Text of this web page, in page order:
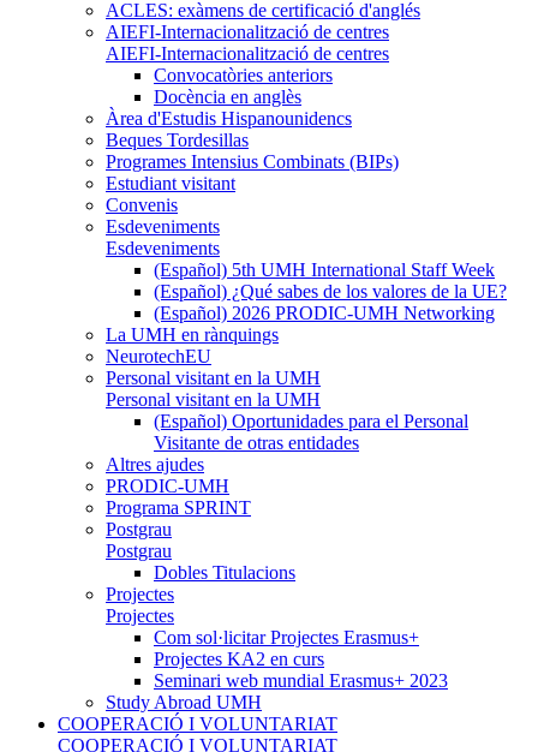
ACLES: exàmens de certificació d'anglés
AIEFI-Internacionalització de centres
AIEFI-Internacionalització de centres
Convocatòries anteriors
Docència en anglès
Àrea d'Estudis Hispanounidencs
Beques Tordesillas
Programes Intensius Combinats (BIPs)
Estudiant visitant
Convenis
Esdeveniments
Esdeveniments
(Español) 5th UMH International Staff Week
(Español) ¿Qué sabes de los valores de la UE?
(Español) 2026 PRODIC-UMH Networking
La UMH en rànquings
NeurotechEU
Personal visitant en la UMH
Personal visitant en la UMH
(Español) Oportunidades para el Personal
Visitante de otras entidades
Altres ajudes
PRODIC-UMH
Programa SPRINT
Postgrau
Postgrau
Dobles Titulacions
Projectes
Projectes
Com sol·licitar Projectes Erasmus+
Projectes KA2 en curs
Seminari web mundial Erasmus+ 2023
Study Abroad UMH
COOPERACIÓ I VOLUNTARIAT
COOPERACIÓ I VOLUNTARIAT